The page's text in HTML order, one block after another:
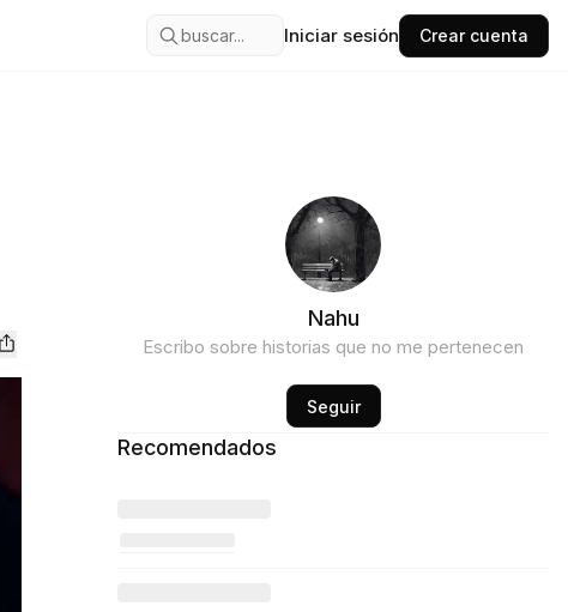
buscar... Iniciar sesión Crear cuenta
Nahu
Escribo sobre historias que no me pertenecen
Seguir
Recomendados